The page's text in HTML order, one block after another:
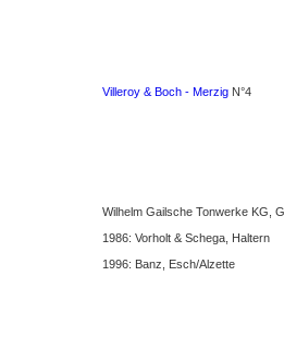
Villeroy & Boch - Merzig N°4
Wilhelm Gailsche Tonwerke KG,
1986: Vorholt & Schega, Haltern
1996: Banz, Esch/Alzette